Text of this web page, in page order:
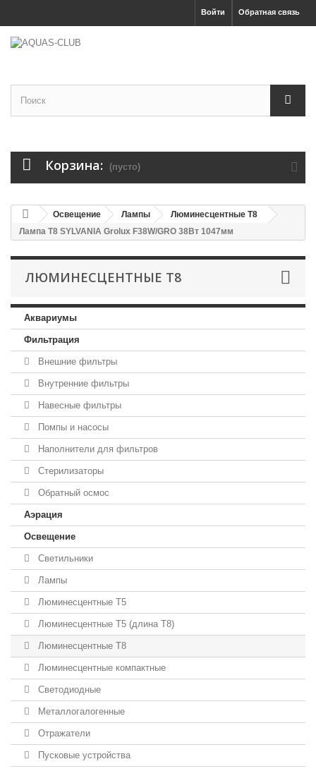
Обратная связь
Войти
Корзина: (пусто)
Освещение Лампы
Люминесцентные T8
Лампа T8 SYLVANIA Grolux F38W/GRO 38Вт 1047мм
ЛЮМИНЕСЦЕНТНЫЕ T8
Аквариумы
Фильтрация
Внешние фильтры
Внутренние фильтры
Навесные фильтры
Помпы и насосы
Наполнители для фильтров
Стерилизаторы
Обратный осмос
Аэрация
Освещение
Светильники
Лампы
Люминесцентные T5
Люминесцентные T5 (длина T8)
Люминесцентные T8
Люминесцентные компактные
Светодиодные
Металлогалогенные
Отражатели
Пусковые устройства